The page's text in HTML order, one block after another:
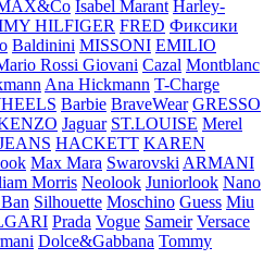
Isabel Marant Harley-
HILFIGER FRED Фиксики
Baldinini MISSONI EMILIO
Rossi Giovani Cazal Montblanc
Ana Hickmann T-Charge
Barbie BraveWear GRESSO
Jaguar ST.LOUISE Merel
HACKETT KAREN
Max Mara Swarovski ARMANI
Morris Neolook Juniorlook Nano
Silhouette Moschino Guess Miu
Prada Vogue Sameir Versace
Dolce&Gabbana Tommy